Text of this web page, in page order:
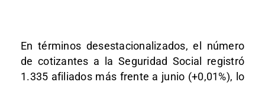
En términos desestacionalizados, el número
de cotizantes a la Seguridad Social registró
1.335 afiliados más frente a junio (+0,01%), lo